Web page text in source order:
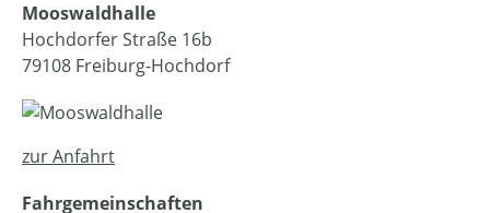
Mooswaldhalle
Hochdorfer Straße 16b
79108 Freiburg-Hochdorf
zur Anfahrt
Fahrgemeinschaften